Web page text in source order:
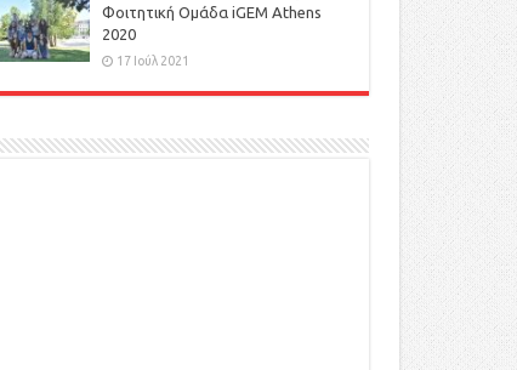
Φοιτητική Ομάδα iGEM Athens
2020
17 Ιούλ 2021